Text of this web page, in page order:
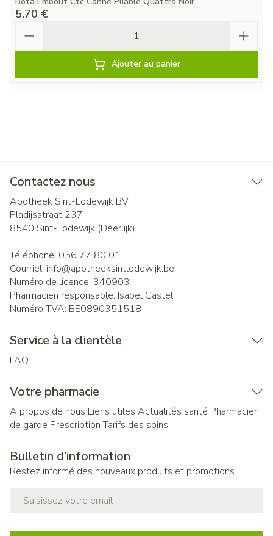
5,70 €
Ajouter au panier
Contactez nous
Apotheek Sint-Lodewijk BV
Pladijsstraat 237
8540 Sint-Lodewijk (Deerlijk)
Téléphone: 056 77 80 01
Courriel: info@apotheeksintlodewijk.be
Numéro de licence: 340903
Pharmacien responsable: Isabel Castel
Numéro TVA: BE0890351518
Service à la clientèle
FAQ
Votre pharmacie
A propos de nous Liens utiles Actualités santé Pharmacien
de garde Prescription Tarifs des soins
Bulletin d’information
Restez informé des nouveaux produits et promotions